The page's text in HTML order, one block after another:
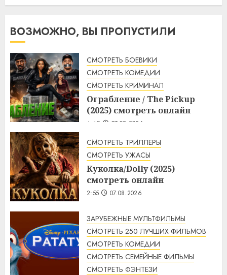
ВОЗМОЖНО, ВЫ ПРОПУСТИЛИ
СМОТРЕТЬ БОЕВИКИ
СМОТРЕТЬ КОМЕДИИ
СМОТРЕТЬ КРИМИНАЛ
Ограбление / The Pickup
(2025) смотреть онлайн
4:49 07.08.2026
СМОТРЕТЬ ТРИЛЛЕРЫ
СМОТРЕТЬ УЖАСЫ
Куколка/Dolly (2025)
смотреть онлайн
2:55 07.08.2026
ЗАРУБЕЖНЫЕ МУЛЬТФИЛЬМЫ
СМОТРЕТЬ 250 ЛУЧШИХ ФИЛЬМОВ
СМОТРЕТЬ КОМЕДИИ
СМОТРЕТЬ СЕМЕЙНЫЕ ФИЛЬМЫ
СМОТРЕТЬ ФЭНТЕЗИ